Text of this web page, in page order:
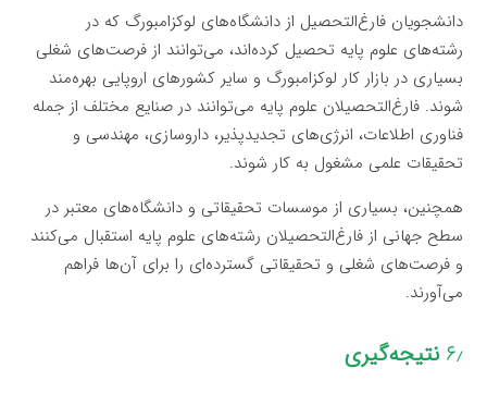
دانشجویان فارغ‌التحصیل از دانشگاه‌های لوکزامبورگ که در
رشته‌های علوم پایه تحصیل کرده‌اند، می‌توانند از فرصت‌های شغلی
بسیاری در بازار کار لوکزامبورگ و سایر کشورهای اروپایی بهره‌مند
شوند. فارغ‌التحصیلان علوم پایه می‌توانند در صنایع مختلف از جمله
فناوری اطلاعات، انرژی‌های تجدیدپذیر، داروسازی، مهندسی و
تحقیقات علمی مشغول به کار شوند.
همچنین، بسیاری از موسسات تحقیقاتی و دانشگاه‌های معتبر در
سطح جهانی از فارغ‌التحصیلان رشته‌های علوم پایه استقبال می‌کنند
و فرصت‌های شغلی و تحقیقاتی گسترده‌ای را برای آن‌ها فراهم
می‌آورند.
۶٫ نتیجه‌گیری